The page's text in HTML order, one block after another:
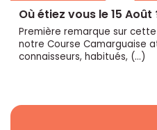
Où étiez vous le 15 Août
Première remarque sur
notre Course Camarguaise
connaisseurs, habitués, (…)